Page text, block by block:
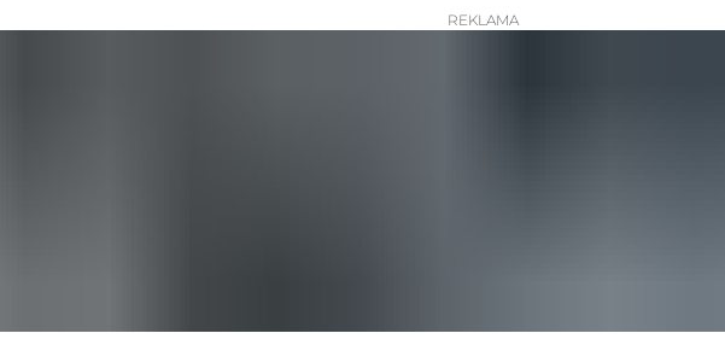
REKLAMA